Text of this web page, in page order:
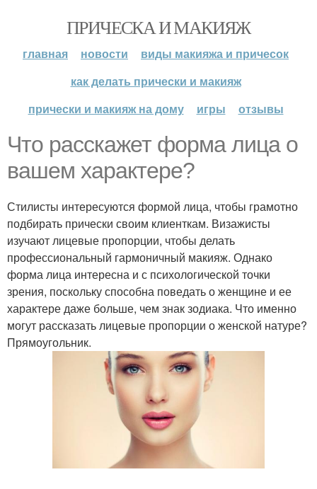
ПРИЧЕСКА И МАКИЯЖ
главная новости
виды макияжа и причесок
как делать прически и макияж
прически и макияж на дому
игры отзывы
Что расскажет форма лица о
вашем характере?
Стилисты интересуются формой лица, чтобы грамотно
подбирать прически своим клиенткам. Визажисты
изучают лицевые пропорции, чтобы делать
профессиональный гармоничный макияж. Однако
форма лица интересна и с психологической точки
зрения, поскольку способна поведать о женщине и ее
характере даже больше, чем знак зодиака. Что именно
могут рассказать лицевые пропорции о женской натуре?
Прямоугольник.